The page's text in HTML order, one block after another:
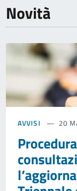
Novità
AVVISI 20